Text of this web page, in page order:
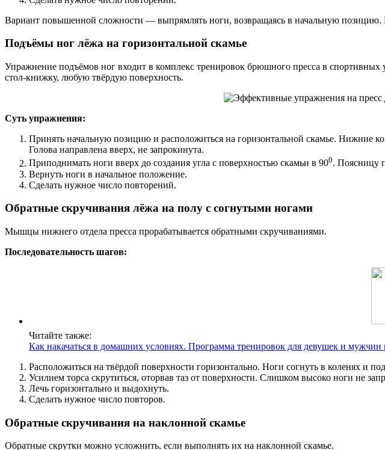
Вариант повышенной сложности — выпрямлять ноги, возвращаясь в начальную позицию.
Подъёмы ног лёжа на горизонтальной скамье
Упражнение подъёмов ног входит в комплекс тренировок брюшного пресса в
стол-книжку, любую твёрдую поверхность.
Суть упражнения:
Принять начальную позицию и расположиться на горизонтальной скамье. Нижние
Голова направлена вверх, не запрокинута.
Приподнимать ноги вверх до создания угла с поверхностью скамьи в 900. Поясницу
Вернуть ноги в начальное положение.
Сделать нужное число повторений.
Обратные скручивания лёжа на полу с согнутыми ногами
Мышцы нижнего отдела пресса прорабатывается обратными скручиваниями.
Последовательность шагов:
Читайте также:
Как накачаться в домашних условиях. Программа тренировок для девушек и
Расположиться на твёрдой поверхности горизонтально. Ноги согнуть в коленях и
Усилием торса скрутиться, оторвав таз от поверхности. Слишком высоко ноги не
Лечь горизонтально и выдохнуть.
Сделать нужное число повторов.
Обратные скручивания на наклонной скамье
Обратные скрутки можно усложнить, если выполнять их на наклонной скамье.